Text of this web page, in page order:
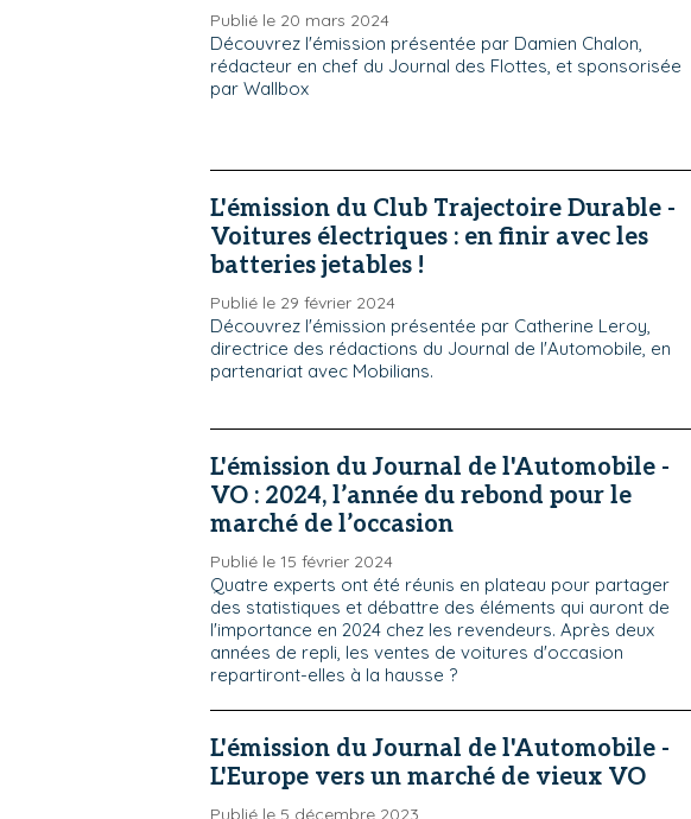
Publié le 20 mars 2024
Découvrez l'émission présentée par Damien Chalon,
rédacteur en chef du Journal des Flottes, et sponsorisée
par Wallbox
L'émission du Club Trajectoire Durable -
Voitures électriques : en finir avec les
batteries jetables !
Publié le 29 février 2024
Découvrez l'émission présentée par Catherine Leroy,
directrice des rédactions du Journal de l'Automobile, en
partenariat avec Mobilians.
L'émission du Journal de l'Automobile -
VO : 2024, l’année du rebond pour le
marché de l’occasion
Publié le 15 février 2024
Quatre experts ont été réunis en plateau pour partager
des statistiques et débattre des éléments qui auront de
l'importance en 2024 chez les revendeurs. Après deux
années de repli, les ventes de voitures d'occasion
repartiront-elles à la hausse ?
L'émission du Journal de l'Automobile -
L'Europe vers un marché de vieux VO
Publié le 5 décembre 2023